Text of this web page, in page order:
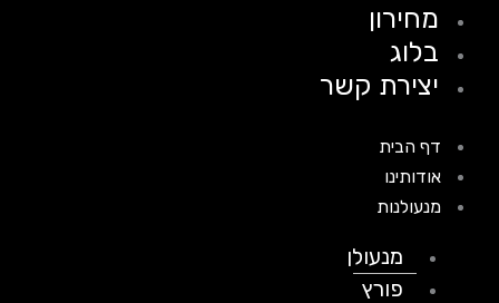
מחירון
בלוג
יצירת קשר
דף הבית
אודותינו
מנעולנות
מנעולן
פורץ